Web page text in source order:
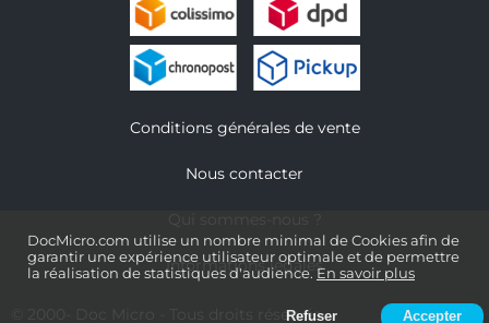
DocMicro.com utilise un nombre minimal de Cookies afin de
garantir une expérience utilisateur optimale et de permettre
la réalisation de statistiques d'audience. En savoir plus
Refuser Accepter
Conditions générales de vente
Nous contacter
Informations légales
- Tous droits réservés